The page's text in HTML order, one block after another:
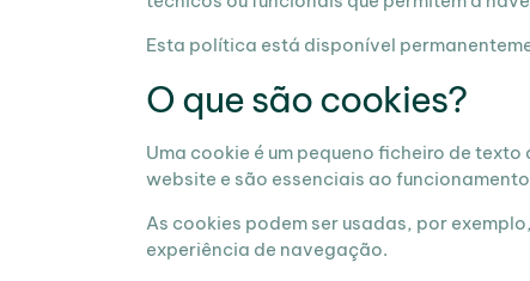
Esta política está disponível
O que são cookies?
Uma cookie é um pequeno ficheiro de
website e são essenciais ao
As cookies podem ser usadas, por
experiência de navegação.